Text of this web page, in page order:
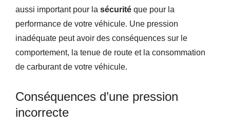
aussi important pour la sécurité que pour la
performance de votre véhicule. Une pression
inadéquate peut avoir des conséquences sur le
comportement, la tenue de route et la consommation
de carburant de votre véhicule.
Conséquences d’une pression
incorrecte